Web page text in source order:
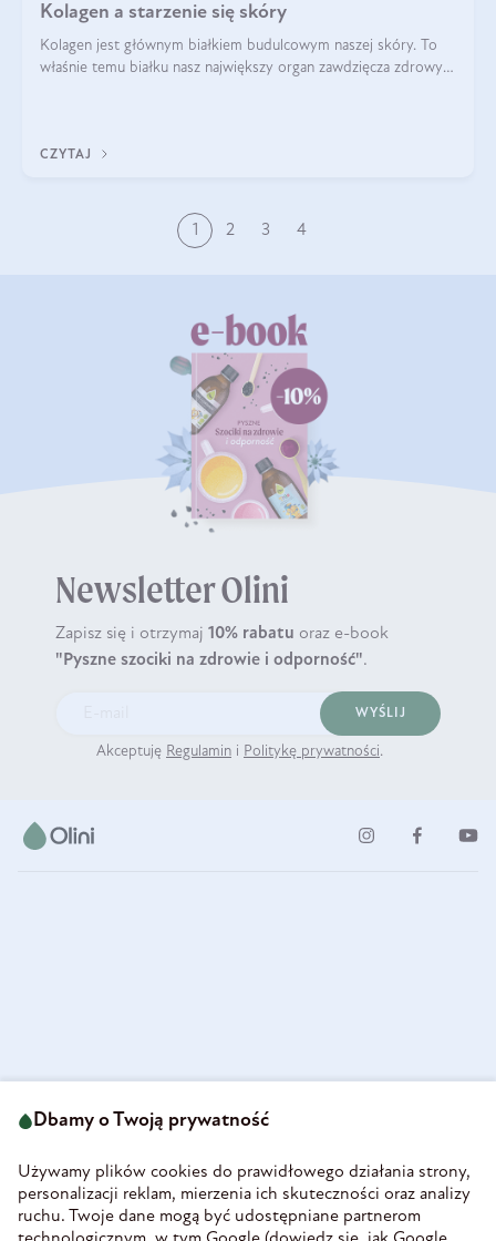
Kolagen a starzenie się skóry
Kolagen jest głównym białkiem budulcowym naszej skóry. To
właśnie temu białku nasz największy organ zawdzięcza zdrowy
CZYTAJ
1 2 3 4
Newsletter Olini
Zapisz się i otrzymaj 10% rabatu oraz e-book
"Pyszne szociki na zdrowie i odporność".
WYŚLIJ
Akceptuję Regulamin i Politykę prywatności.
58-160 Świebodzice
REGON 890213034
INFORMACJE
Dbamy o Twoją prywatność
Używamy plików cookies do prawidłowego działania strony,
personalizacji reklam, mierzenia ich skuteczności oraz analizy
ruchu. Twoje dane mogą być udostępniane partnerom